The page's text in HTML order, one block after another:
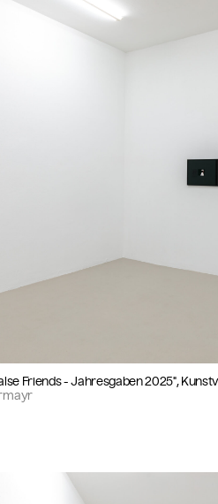
Friends - Jahresgaben 2025",